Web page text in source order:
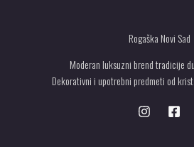
Rogaška Novi Sad
Moderan luksuzni brend tradicije
Dekorativni i upotrebni predmeti od